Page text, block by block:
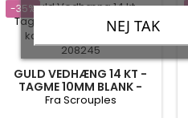
-35%
GULD VEDHÆNG 14 KT -
TAGME 10MM BLANK -
INKL. KÆDE I FORGYLDT
Fra Scrouples
NEJ TAK